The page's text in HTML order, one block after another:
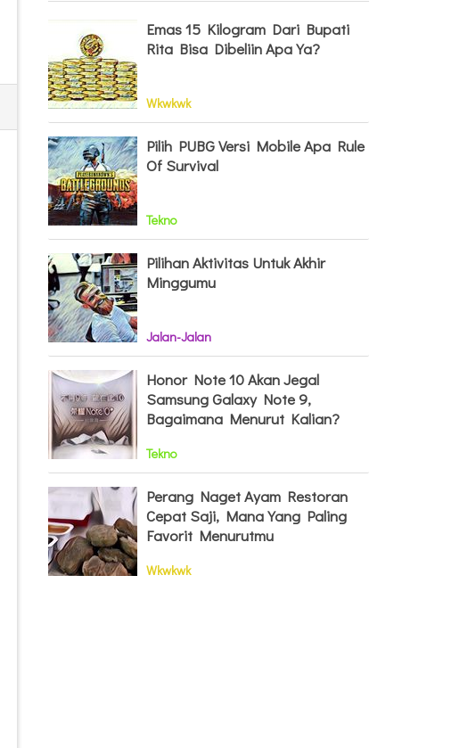
Emas 15 Kilogram Dari Bupati
Rita Bisa Dibeliin Apa Ya?
Wkwkwk
Pilih PUBG Versi Mobile Apa Rule
Of Survival
Tekno
Pilihan Aktivitas Untuk Akhir
Minggumu
Jalan-Jalan
Honor Note 10 Akan Jegal
Samsung Galaxy Note 9,
Bagaimana Menurut Kalian?
Tekno
Perang Naget Ayam Restoran
Cepat Saji, Mana Yang Paling
Favorit Menurutmu
Wkwkwk